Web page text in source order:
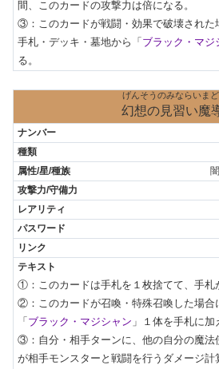
間、このカードの攻撃力は倍になる。
③：このカードが戦闘・効果で破壊された
手札・デッキ・墓地から「 ブラック・マジ
る。
げんそうのみならいま
幻想の見習い魔
①：このカードは手札を１枚捨てて、手札
②：このカードが召喚・特殊召喚した場合
「ブラック・マジシャン 」１体を手札に加
③：自分・相手ターンに、他の自分の魔法
が相手モンスターと戦闘を行うダメージ